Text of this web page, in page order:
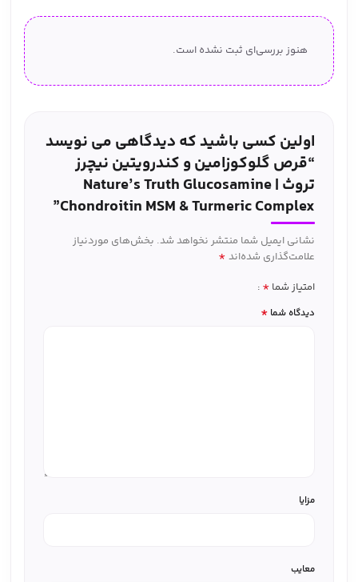
هنوز بررسی‌ای ثبت نشده است.
اولین کسی باشید که دیدگاهی می نویسد
“قرص گلوکوزامین و کندرویتین نیچرز
تروث | Nature’s Truth Glucosamine
Chondroitin MSM & Turmeric Complex”
نشانی ایمیل شما منتشر نخواهد شد. بخش‌های موردنیاز
علامت‌گذاری شده‌اند *
امتیاز شما *
دیدگاه شما *
مزایا
معایب